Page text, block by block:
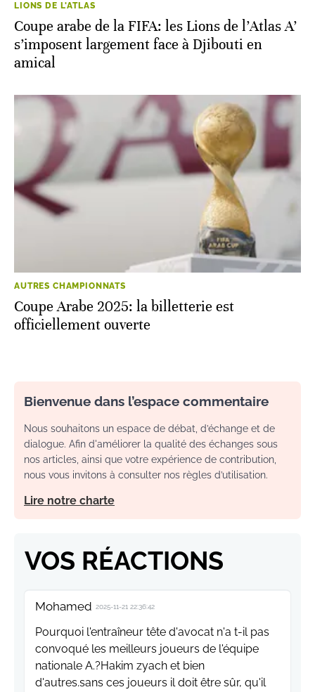
LIONS DE L'ATLAS
Coupe arabe de la FIFA: les Lions de l’Atlas A’
s’imposent largement face à Djibouti en
amical
AUTRES CHAMPIONNATS
Coupe Arabe 2025: la billetterie est
officiellement ouverte
Bienvenue dans l’espace commentaire
Nous souhaitons un espace de débat, d’échange et de
dialogue. Afin d'améliorer la qualité des échanges sous
nos articles, ainsi que votre expérience de contribution,
nous vous invitons à consulter nos règles d’utilisation.
Lire notre charte
VOS RÉACTIONS
Mohamed 2025-11-21 22:36:42
Pourquoi l'entraîneur tête d'avocat n'a t-il pas
convoqué les meilleurs joueurs de l'équipe
nationale A.?Hakim zyach et bien
d'autres.sans ces joueurs il doit être sûr, qu'il